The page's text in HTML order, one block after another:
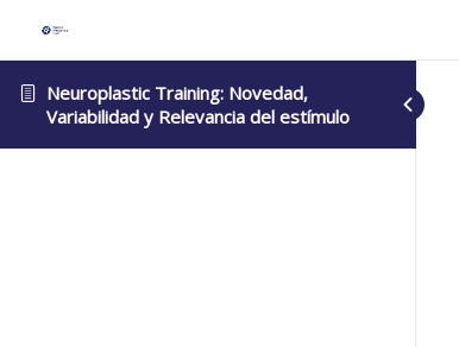
Neuroplastic Training: Novedad,
Variabilidad y Relevancia del estímulo